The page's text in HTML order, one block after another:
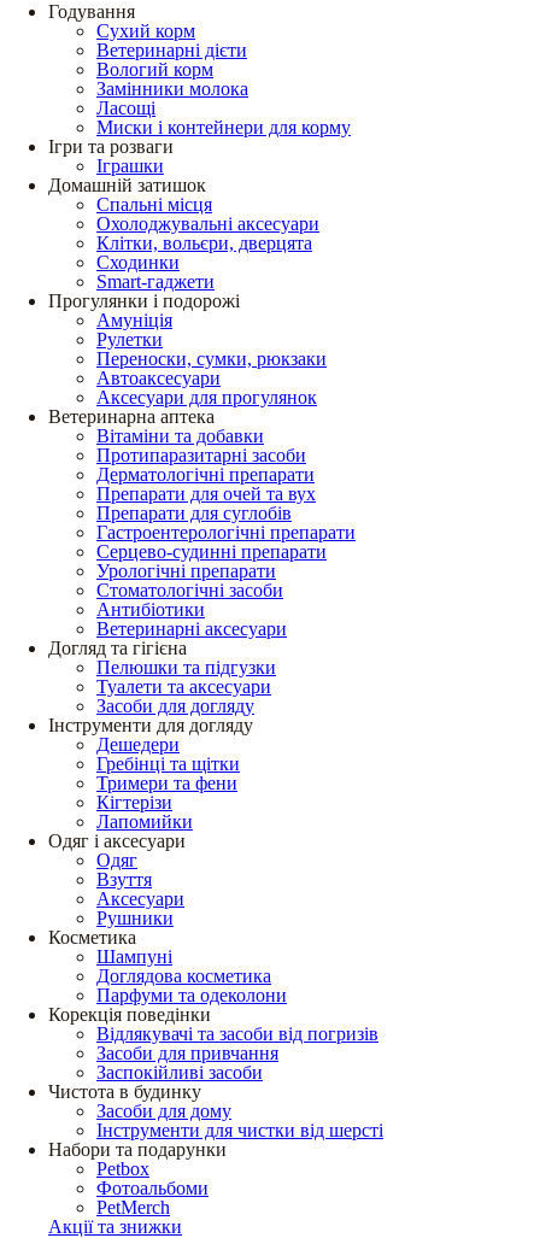
Годування
Сухий корм
Ветеринарні дієти
Вологий корм
Замінники молока
Ласощі
Миски і контейнери для корму
Ігри та розваги
Іграшки
Домашній затишок
Спальні місця
Охолоджувальні аксесуари
Клітки, вольєри, дверцята
Сходинки
Smart-гаджети
Прогулянки і подорожі
Амуніція
Рулетки
Переноски, сумки, рюкзаки
Автоаксесуари
Аксесуари для прогулянок
Ветеринарна аптека
Вітаміни та добавки
Протипаразитарні засоби
Дерматологічні препарати
Препарати для очей та вух
Препарати для суглобів
Гастроентерологічні препарати
Серцево-судинні препарати
Урологічні препарати
Стоматологічні засоби
Антибіотики
Ветеринарні аксесуари
Догляд та гігієна
Пелюшки та підгузки
Туалети та аксесуари
Засоби для догляду
Інструменти для догляду
Дешедери
Гребінці та щітки
Тримери та фени
Кігтерізи
Лапомийки
Одяг і аксесуари
Одяг
Взуття
Аксесуари
Рушники
Косметика
Шампуні
Доглядова косметика
Парфуми та одеколони
Корекція поведінки
Відлякувачі та засоби від погризів
Засоби для привчання
Заспокійливі засоби
Чистота в будинку
Засоби для дому
Інструменти для чистки від шерсті
Набори та подарунки
Petbox
Фотоальбоми
PetMerch
Акції та знижки